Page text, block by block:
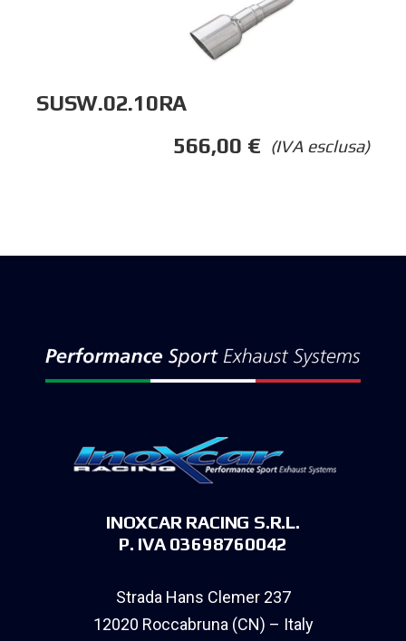
SUSW.02.10RA
(IVA esclusa)
566,00 €
INOXCAR RACING S.R.L.
P. IVA 03698760042
Strada Hans Clemer 237
12020 Roccabruna (CN) – Italy